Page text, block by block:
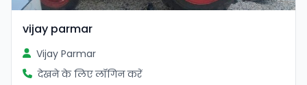
vijay parmar
Vijay Parmar
देखने के लिए लॉगिन करें